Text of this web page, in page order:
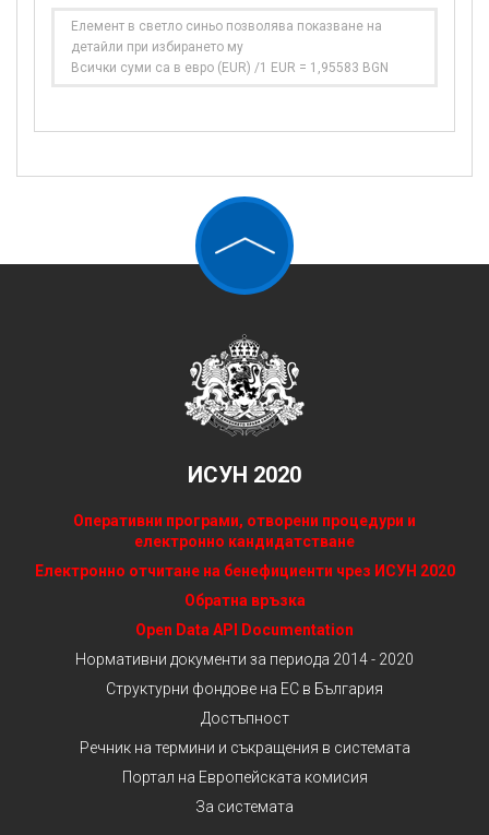
Елемент в светло синьо позволява показване на
детайли при избирането му
Всички суми са в евро (EUR) /1 EUR = 1,95583 BGN
ИСУН 2020
Оперативни програми, отворени процедури и
електронно кандидатстване
Електронно отчитане на бенефициенти чрез ИСУН 2020
Обратна връзка
Open Data API Documentation
Нормативни документи за периода 2014 - 2020
Структурни фондове на ЕС в България
Достъпност
Речник на термини и съкращения в системата
Портал на Европейската комисия
За системата